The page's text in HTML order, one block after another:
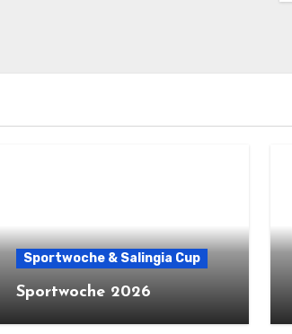
Sportwoche & Salingia Cup
Sportwoche 2026